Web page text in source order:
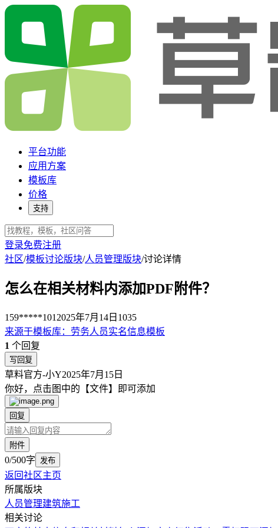
平台功能
应用方案
模板库
价格
支持
登录免费注册
社区/模板讨论版块/人员管理版块/讨论详情
怎么在相关材料内添加PDF附件？
159*****101 2025年7月14日 1035
来源于模板库： 劳务人员实名信息模板
1 个回复
写回复
草料官方-小Y2025年7月15日
你好，点击图中的【文件】即可添加
回复
附件
0/500字 发布
返回社区主页
所属版块
人员管理建筑施工
相关讨论